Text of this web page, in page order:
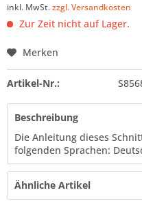
inkl. MwSt.zzgl. Versandkosten
Zur Zeit nicht auf Lager.
Merken
Artikel-Nr.:
Beschreibung
Die Anleitung dieses
folgenden Sprachen:
Ähnliche Artikel